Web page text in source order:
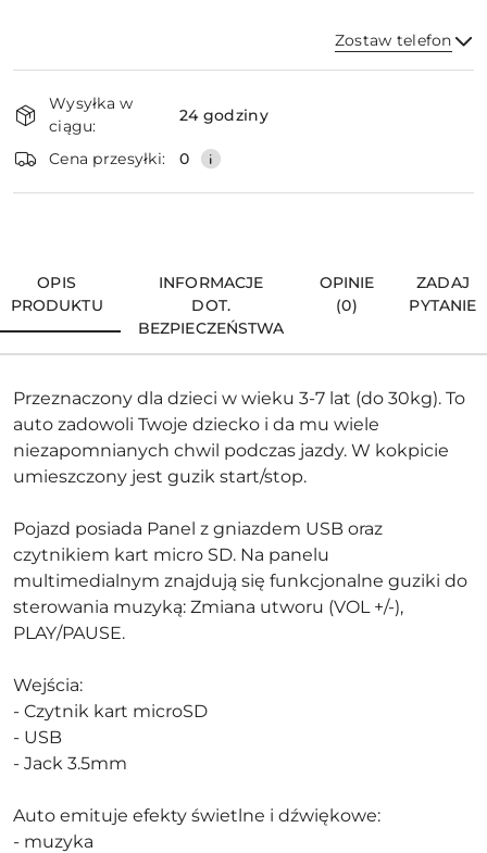
Zostaw telefon
i
dostawa
Wysyłka w
ciągu:
24 godziny
Cena przesyłki: 0
OPIS
PRODUKTU
INFORMACJE
DOT.
BEZPIECZEŃSTWA
OPINIE
(0)
ZADAJ
PYTANIE
Przeznaczony dla dzieci w wieku 3-7 lat (do 30kg). To
auto zadowoli Twoje dziecko i da mu wiele
niezapomnianych chwil podczas jazdy. W kokpicie
umieszczony jest guzik start/stop.
Pojazd posiada Panel z gniazdem USB oraz
czytnikiem kart micro SD. Na panelu
multimedialnym znajdują się funkcjonalne guziki do
sterowania muzyką: Zmiana utworu (VOL +/-),
PLAY/PAUSE.
Wejścia:
- Czytnik kart microSD
- USB
- Jack 3.5mm
Auto emituje efekty świetlne i dźwiękowe:
- muzyka